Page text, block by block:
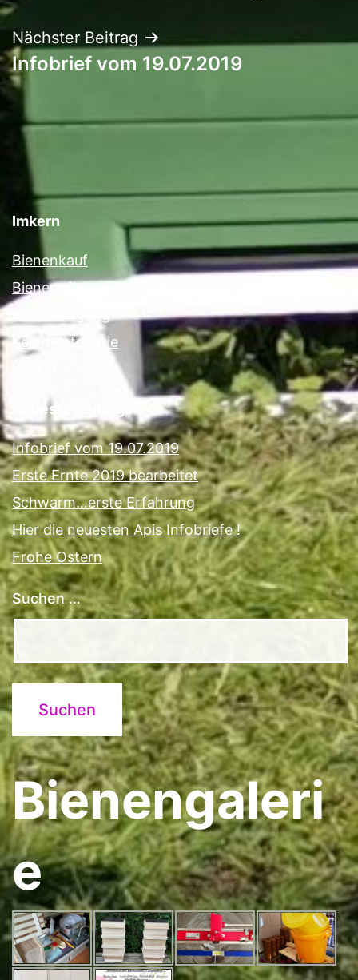
Nächster Beitrag
Infobrief vom 19.07.2019
Imkern
Bienenkauf
Bienenpflege
Imkerlehrgang
Keine Kategorie
Neueste Beiträge
Infobrief vom 19.07.2019
Erste Ernte 2019 bearbeitet
Schwarm…erste Erfahrung
Hier die neuesten Apis Infobriefe !
Frohe Ostern
Suchen …
Bienengaleri
e